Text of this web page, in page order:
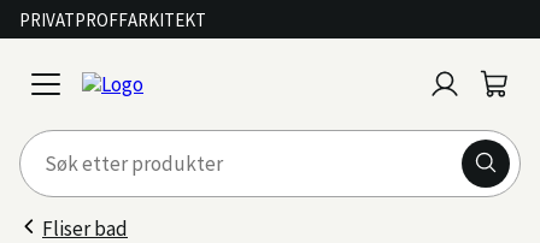
PRIVATPROFFARKITEKT
open
menu
inn
Fliser bad